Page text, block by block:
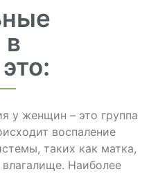
в
у женщин – это группа
воспаление
таких как матка,
Наиболее